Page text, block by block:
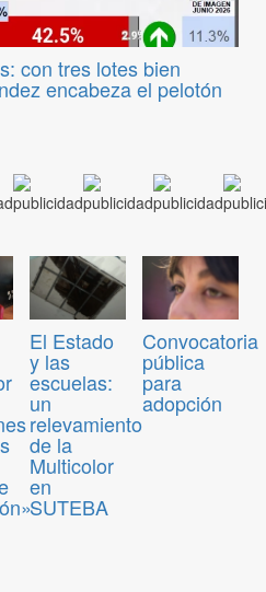
con tres lotes bien
encabeza el pelotón
El Estado
y las
escuelas:
un
relevamiento
de la
Multicolor
en
SUTEBA
Convocatoria
pública
para
adopción